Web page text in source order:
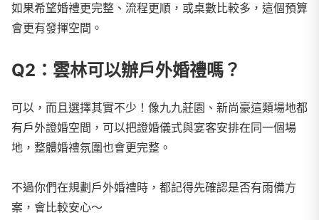
如果希望婚禮更完整、流程更順，或桌數比較多，這個預算
會更有發揮空間。
Q2：雲林可以辦戶外婚禮嗎？
可以，而且選擇其實不少！像九九莊園、新尚豪這類場地都
有戶外證婚空間，可以把證婚儀式與宴客安排在同一個場
地，整體婚禮氛圍也會更完整。
不過你們在規劃戶外婚禮時，都記得先確認是否有雨備方
案，會比較安心～